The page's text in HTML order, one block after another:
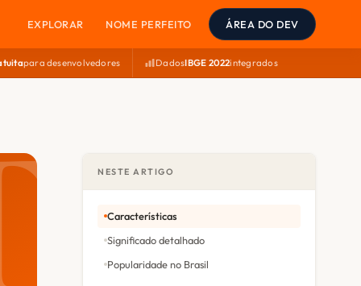
EXPLORAR NOME PERFEITO ÁREA DO DEV
para desenvolvedores DadosIBGE 2022integrados
NESTE ARTIGO
Características
Significado detalhado
Popularidade no Brasil